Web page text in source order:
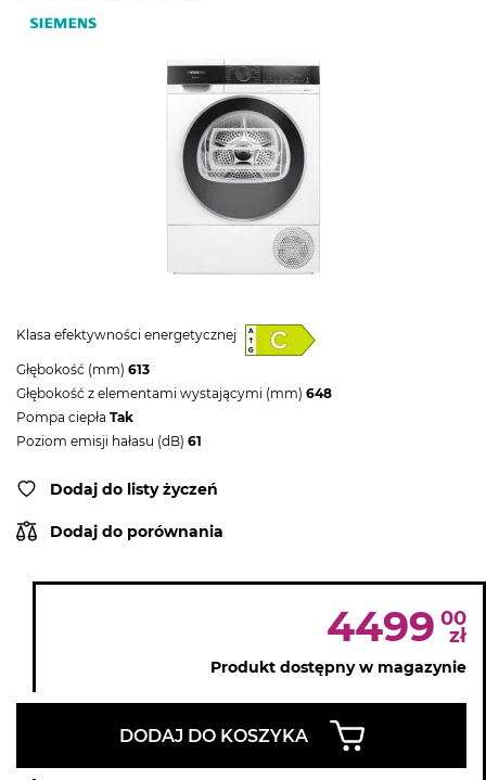
Klasa efektywności energetycznej
Głębokość (mm) 613
Głębokość z elementami wystającymi (mm) 648
Pompa ciepła Tak
Poziom emisji hałasu (dB) 61
Dodaj do listy życzeń
Dodaj do porównania
4499 00
zł
Produkt dostępny w magazynie
DODAJ DO KOSZYKA